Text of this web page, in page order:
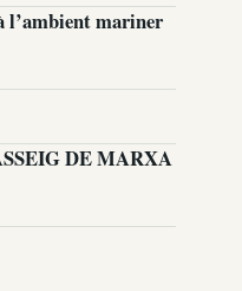
l’ambient mariner
DE MARXA